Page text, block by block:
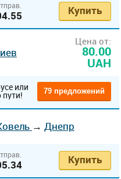
Купить
Цена от:
80.00
UAH
или 79 предложений
→ Днепр
Купить